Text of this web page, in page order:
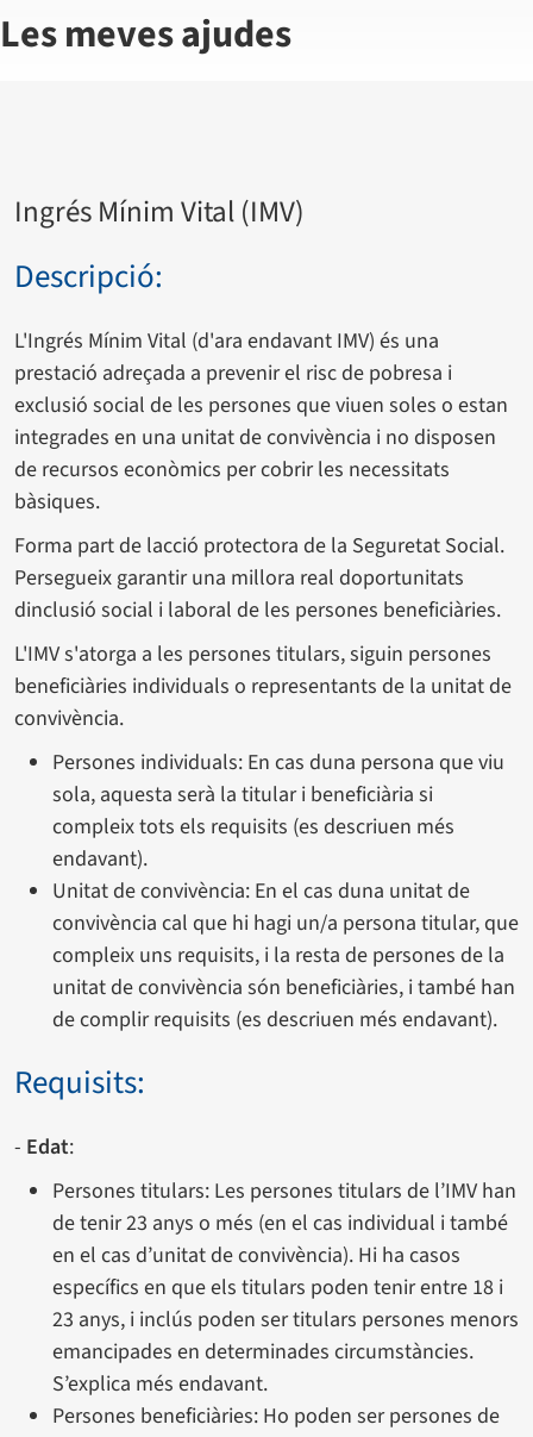
Les meves ajudes
Ingrés Mínim Vital (IMV)
Descripció:
L'Ingrés Mínim Vital (d'ara endavant IMV) és una
prestació adreçada a prevenir el risc de pobresa i
exclusió social de les persones que viuen soles o estan
integrades en una unitat de convivència i no disposen
de recursos econòmics per cobrir les necessitats
bàsiques.
Forma part de lacció protectora de la Seguretat Social.
Persegueix garantir una millora real doportunitats
dinclusió social i laboral de les persones beneficiàries.
L'IMV s'atorga a les persones titulars, siguin persones
beneficiàries individuals o representants de la unitat de
convivència.
Persones individuals: En cas duna persona que viu
sola, aquesta serà la titular i beneficiària si
compleix tots els requisits (es descriuen més
endavant).
Unitat de convivència: En el cas duna unitat de
convivència cal que hi hagi un/a persona titular, que
compleix uns requisits, i la resta de persones de la
unitat de convivència són beneficiàries, i també han
de complir requisits (es descriuen més endavant).
Requisits:
- Edat:
Persones titulars: Les persones titulars de l’IMV han
de tenir 23 anys o més (en el cas individual i també
en el cas d’unitat de convivència). Hi ha casos
específics en que els titulars poden tenir entre 18 i
23 anys, i inclús poden ser titulars persones menors
emancipades en determinades circumstàncies.
S’explica més endavant.
Persones beneficiàries: Ho poden ser persones de